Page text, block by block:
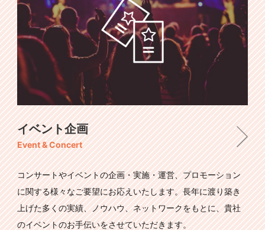
イベント企画
Event & Concert
コンサートやイベントの企画・実施・運営、プロモーション
に関する様々なご要望にお応えいたします。長年に渡り築き
上げた多くの実績、ノウハウ、ネットワークをもとに、貴社
のイベントのお手伝いをさせていただきます。